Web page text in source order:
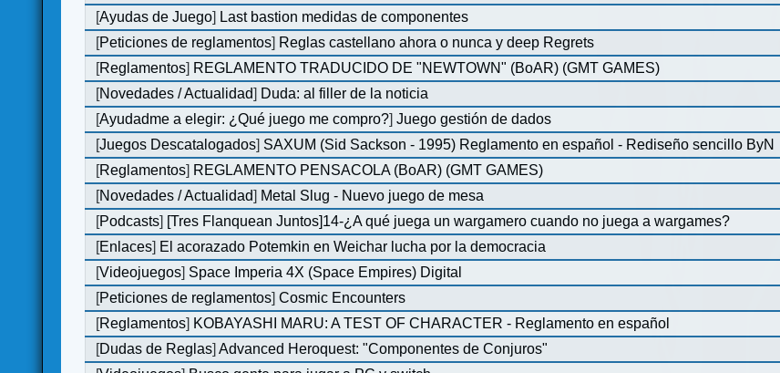
[Ayudas de Juego] Last bastion medidas de componentes
[Peticiones de reglamentos] Reglas castellano ahora o nunca y deep Regrets
[Reglamentos] REGLAMENTO TRADUCIDO DE "NEWTOWN" (BoAR) (GMT GAMES)
[Novedades / Actualidad] Duda: al filler de la noticia
[Ayudadme a elegir: ¿Qué juego me compro?]Juego gestión de dados
[Juegos Descatalogados] SAXUM (Sid Sackson - 1995) Reglamento en español - Rediseño sencillo ByN
[Reglamentos] REGLAMENTO PENSACOLA (BoAR) (GMT GAMES)
[Novedades / Actualidad] Metal Slug - Nuevo juego de mesa
[Podcasts] [Tres Flanquean Juntos]14-¿A qué juega un wargamero cuando no juega a wargames?
[Enlaces] El acorazado Potemkin en Weichar lucha por la democracia
[Videojuegos] Space Imperia 4X (Space Empires) Digital
[Peticiones de reglamentos]Cosmic Encounters
[Reglamentos] KOBAYASHI MARU: A TEST OF CHARACTER - Reglamento en español
[Dudas de Reglas]Advanced Heroquest: "Componentes de Conjuros"